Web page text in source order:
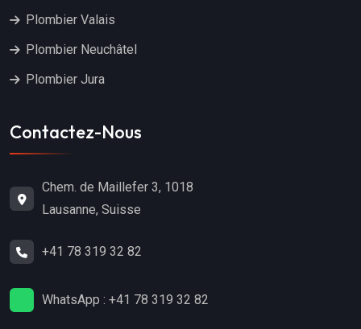
Plombier Valais
Plombier Neuchâtel
Plombier Jura
Contactez-Nous
Chem. de Maillefer 3, 1018
Lausanne, Suisse
+41 78 319 32 82
WhatsApp : +41 78 319 32 82